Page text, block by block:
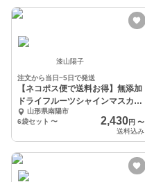
漆山陽子
注文から当日~5日で発送
【ネコポス便で送料お得】無添加
ドライフルーツシャインマスカッ
トレーズン
山形県南陽市
6袋セット 〜 2,430円 〜
送料込み